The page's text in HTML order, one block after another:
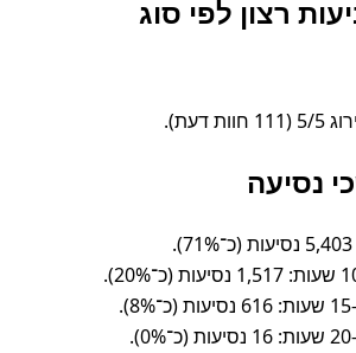
רצון לפי סוג
דעת).
נסיעה